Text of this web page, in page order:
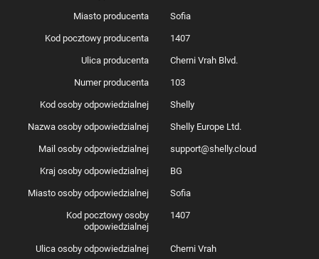
Miasto producenta Sofia
Kod pocztowy producenta 1407
Ulica producenta Cherni Vrah Blvd.
Numer producenta 103
Kod osoby odpowiedzialnej Shelly
Nazwa osoby odpowiedzialnej Shelly Europe Ltd.
Mail osoby odpowiedzialnej support@shelly.cloud
Kraj osoby odpowiedzialnej BG
Miasto osoby odpowiedzialnej Sofia
Kod pocztowy osoby
odpowiedzialnej
1407
Ulica osoby odpowiedzialnej Cherni Vrah